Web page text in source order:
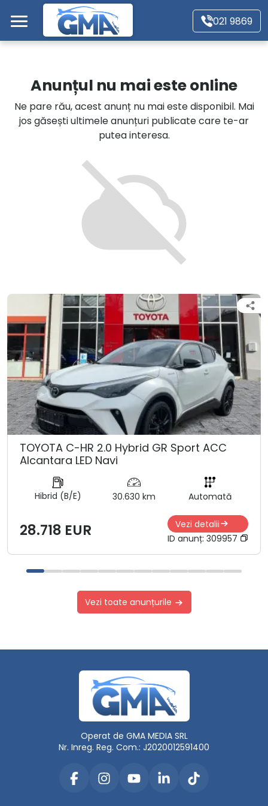
Mergi direct la conținutul principal
021 9869
Autoturisme
Motociclete
Autoutilitare
Alte tipuri vehicule
Anunțul nu mai este online
Ne pare rău, acest anunț nu mai este disponibil. Mai
jos găsești ultimele anunțuri publicate care te-ar
putea interesa.
TOYOTA C-HR 2.0 Hybrid GR Sport ACC
Alcantara LED Navi
Hibrid (B/E) 30.630 km Automată
28.718 EUR
Vezi detalii
ID anunț: 309957
Vezi toate anunțurile
Operat de GMA MEDIA SRL
Nr. Inreg. Reg. Com.: J2020012591400